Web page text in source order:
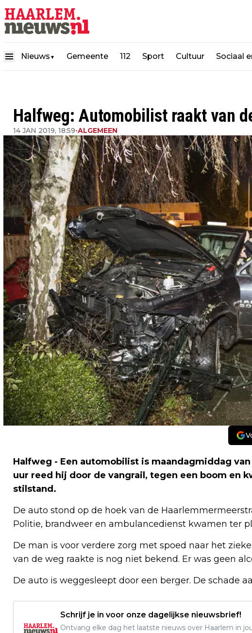
Nieuws ▼ Gemeente 112 Sport Cultuur Sociaal
Halfweg: Automobilist raakt van
14 JAN 2019, 18:59•ALGEMEEN
Halfweg - Een automobilist is maandagmiddag
uur reed hij door de vangrail, tegen een boom en
stilstand.
De auto stond op de hoek van de
Politie, brandweer en ambulancedienst kwamen ter
De man is voor verdere zorg met spoed naar het
van de weg raakte is nog niet bekend. Er was geen
De auto is weggesleept door een berger. De schade
Schrijf je in voor onze dagelijkse nieuwsbrief!
Ontvang elke dag het laatste nieuws over Haarlem in